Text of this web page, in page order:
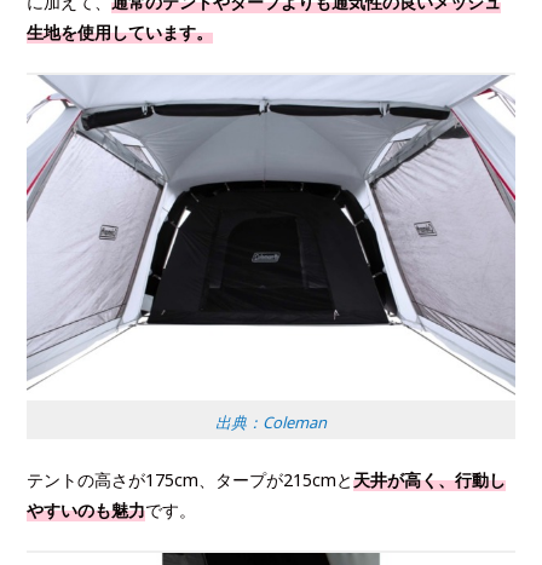
生地を使用しています。
出典：Coleman
テントの高さが175cm、タープが215cmと天井が高く、行動し
やすいのも魅力です。